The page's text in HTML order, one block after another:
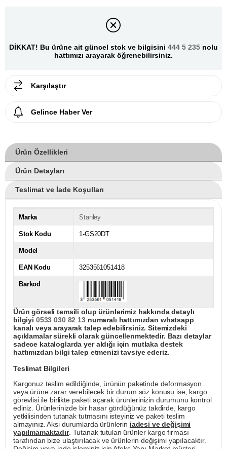
DİKKAT! Bu ürüne ait güncel stok ve bilgisini 444 5 235 nolu
hattımızı arayarak öğrenebilirsiniz.
Karşılaştır
Gelince Haber Ver
Ürün Özellikleri
Ürün Detayları
Teslimat ve İade Koşulları
Marka Stanley
Stok Kodu 1-GS20DT
Model
EAN Kodu 3253561051418
Barkod
Ürün görseli temsili olup ürünlerimiz hakkında detaylı
bilgiyi 0533 030 82 13numaralı hattımızdan whatsapp
kanalı veya arayarak talep edebilirsiniz. Sitemizdeki
açıklamalar sürekli olarak güncellenmektedir. Bazı detaylar
sadece kataloglarda yer aldığı için mutlaka destek
hattımızdan bilgi talep etmenizi tavsiye ederiz.
Teslimat Bilgileri
Kargonuz teslim edildiğinde, ürünün paketinde deformasyon
veya ürüne zarar verebilecek bir durum söz konusu ise, kargo
görevlisi ile birlikte paketi açarak ürünlerinizin durumunu kontrol
ediniz. Ürünlerinizde bir hasar gördüğünüz takdirde, kargo
yetkilisinden tutanak tutmasını isteyiniz ve paketi teslim
almayınız. Aksi durumlarda ürünlerin iadesi ve değişimi
yapılmamaktadır. Tutanak tutulan ürünler kargo firması
tarafından bize ulaştırılacak ve ürünlerin değişimi yapılacaktır.